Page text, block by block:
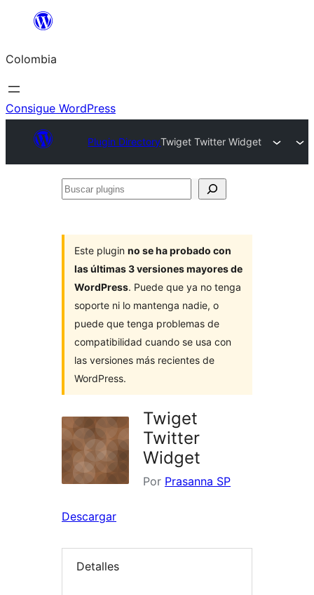
Saltar
contenido
Colombia
Consigue WordPress
Plugin DirectoryTwiget Twitter Widget
Buscar
Este plugin no se ha probado con
las últimas 3 versiones mayores de
WordPress. Puede que ya no tenga
soporte ni lo mantenga nadie, o
puede que tenga problemas de
compatibilidad cuando se usa con
las versiones más recientes de
WordPress.
Twiget
Twitter
Widget
Por Prasanna SP
Descargar
Detalles